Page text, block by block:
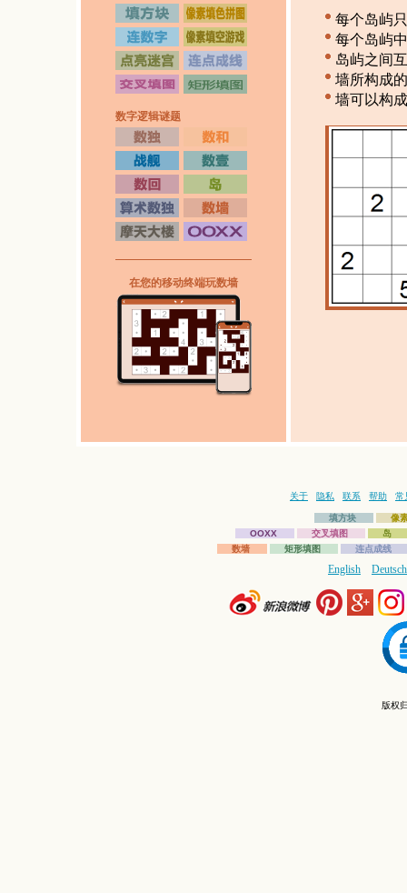
数字逻辑谜题
在您的移动终端玩数墙
每个岛屿
每个岛屿
岛屿之间
墙所构成
墙可以构
关于 隐私 联系 帮助 常
填方块
像
OOXX
交叉填图
岛
数墙
矩形填图 连点成线
English Deutsch
版权